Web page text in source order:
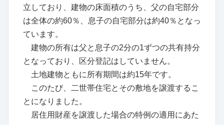
立しており、建物の床面積のうち、父の自宅部分
は全体の約60％、息子の自宅部分は約40％となっ
ています。
建物の所有は父と息子の2分の1ずつの共有持分
となっており、区分登記はしていません。
土地建物ともに所有期間は約15年です。
このたび、二世帯住宅とその敷地を譲渡するこ
とになりました。
居住用財産を譲渡した場合の特例の適用にあた